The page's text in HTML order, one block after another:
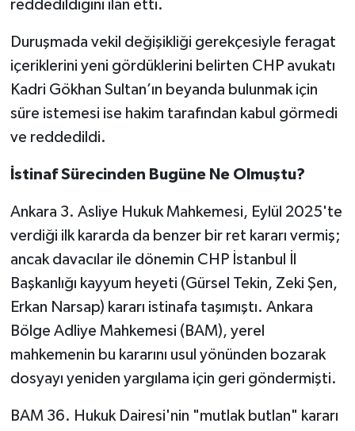
reddedildiğini ilan etti.
Duruşmada vekil değişikliği gerekçesiyle feragat
içeriklerini yeni gördüklerini belirten CHP avukatı
Kadri Gökhan Sultan’ın beyanda bulunmak için
süre istemesi ise hakim tarafından kabul görmedi
ve reddedildi.
İstinaf Sürecinden Bugüne Ne Olmuştu?
Ankara 3. Asliye Hukuk Mahkemesi, Eylül 2025'te
verdiği ilk kararda da benzer bir ret kararı vermiş;
ancak davacılar ile dönemin CHP İstanbul İl
Başkanlığı kayyum heyeti (Gürsel Tekin, Zeki Şen,
Erkan Narsap) kararı istinafa taşımıştı. Ankara
Bölge Adliye Mahkemesi (BAM), yerel
mahkemenin bu kararını usul yönünden bozarak
dosyayı yeniden yargılama için geri göndermişti.
BAM 36. Hukuk Dairesi'nin "mutlak butlan" kararı